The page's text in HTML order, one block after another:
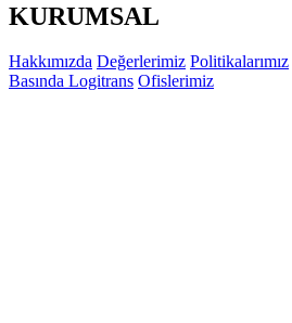
KURUMSAL
Hakkımızda Değerlerimiz Politikalarımız
Basında Logitrans Ofislerimiz